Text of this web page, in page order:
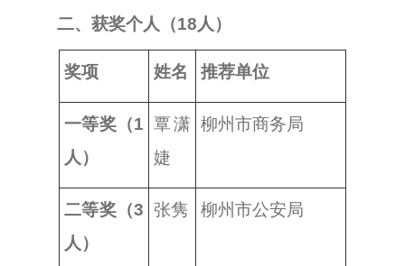
二、获奖个人（18人）
奖项 姓名 推荐单位
一等奖（1
人）
覃潇
婕
柳州市商务局
二等奖（3
人）
张隽 柳州市公安局